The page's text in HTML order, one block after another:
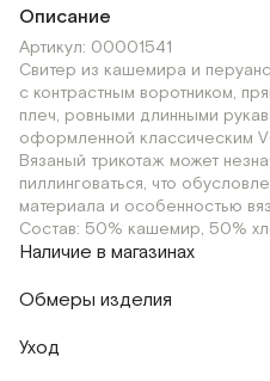
Описание
Артикул: 00001541
Свитер из кашемира и
с контрастным воротником,
плеч, ровными длинными
оформленной классическим
Вязаный трикотаж может
пиллинговаться, что
материала и особенностью
Состав: 50% кашемир, 50%
Наличие в магазинах
Шоурум
г. Москва, Малая Бронная 24/3
Обмеры изделия
Уход